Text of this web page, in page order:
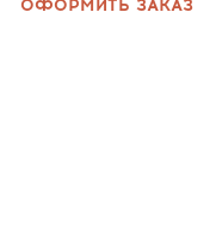
ОФОРМИТЬ ЗАКАЗ